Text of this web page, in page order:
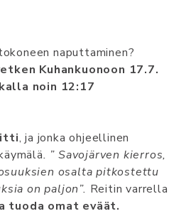
naputtaminen?
Kuhankuonoon 17.7.
noin 12:17
, ja jonka ohjeellinen
. ” Savojärven kierros,
osalta pitkostettu
on paljon”. Reitin varrella
tuoda omat eväät.